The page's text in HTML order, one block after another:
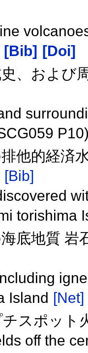
[Bib] [Doi]
、および
他的経済
[Bib]
torishima
底地質
Island [Net]
チスポット
off the